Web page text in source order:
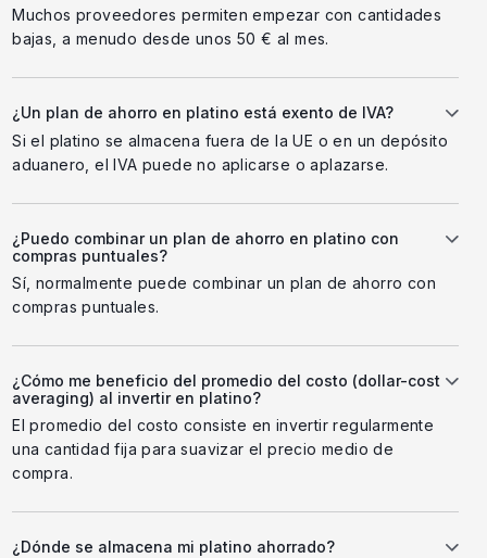
Muchos proveedores permiten empezar con cantidades
bajas, a menudo desde unos 50 € al mes.
¿Un plan de ahorro en platino está exento de IVA?
Si el platino se almacena fuera de la UE o en un depósito
aduanero, el IVA puede no aplicarse o aplazarse.
¿Puedo combinar un plan de ahorro en platino con
compras puntuales?
Sí, normalmente puede combinar un plan de ahorro con
compras puntuales.
¿Cómo me beneficio del promedio del costo (dollar-cost
averaging) al invertir en platino?
El promedio del costo consiste en invertir regularmente
una cantidad fija para suavizar el precio medio de
compra.
¿Dónde se almacena mi platino ahorrado?